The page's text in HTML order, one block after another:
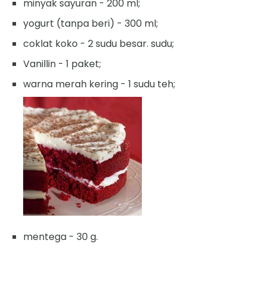
minyak sayuran - 200 ml;
yogurt (tanpa beri) - 300 ml;
coklat koko - 2 sudu besar. sudu;
Vanillin - 1 paket;
warna merah kering - 1 sudu teh;
mentega - 30 g.